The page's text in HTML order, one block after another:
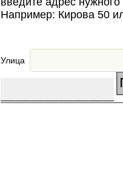
Например: Кирова 50
Улица